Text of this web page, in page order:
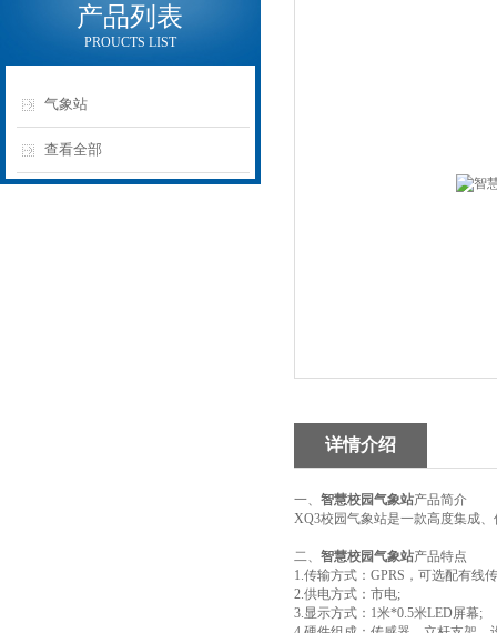
产品列表
PROUCTS LIST
气象站
查看全部
详情介绍
一、 智慧校园气象站产品简介
XQ3校园气象站是一款高度集成
二、 智慧校园气象站产品特点
1.传输方式：GPRS，可选配有线
2.供电方式：市电;
3.显示方式：1米*0.5米LED屏幕;